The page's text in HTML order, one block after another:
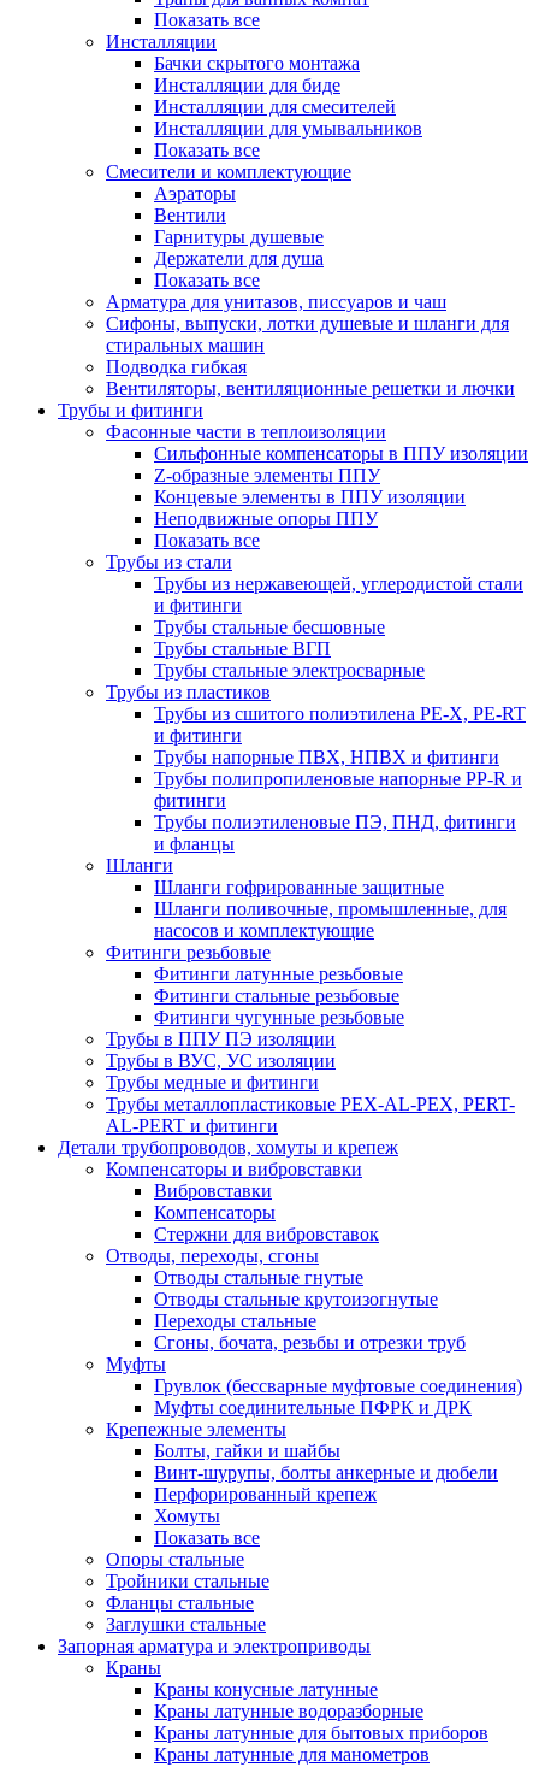
Показать все
Инсталляции
Бачки скрытого монтажа
Инсталляции для биде
Инсталляции для смесителей
Инсталляции для умывальников
Показать все
Смесители и комплектующие
Аэраторы
Вентили
Гарнитуры душевые
Держатели для душа
Показать все
Арматура для унитазов, писсуаров и чаш
Сифоны, выпуски, лотки душевые и шланги для
стиральных машин
Подводка гибкая
Вентиляторы, вентиляционные решетки и лючки
Трубы и фитинги
Фасонные части в теплоизоляции
Cильфонные компенсаторы в ППУ изоляции
Z-образные элементы ППУ
Концевые элементы в ППУ изоляции
Неподвижные опоры ППУ
Показать все
Трубы из стали
Трубы из нержавеющей, углеродистой стали
и фитинги
Трубы стальные бесшовные
Трубы стальные ВГП
Трубы стальные электросварные
Трубы из пластиков
Трубы из сшитого полиэтилена PE-X, PE-RT
и фитинги
Трубы напорные ПВХ, НПВХ и фитинги
Трубы полипропиленовые напорные PP-R и
фитинги
Трубы полиэтиленовые ПЭ, ПНД, фитинги
и фланцы
Шланги
Шланги гофрированные защитные
Шланги поливочные, промышленные, для
насосов и комплектующие
Фитинги резьбовые
Фитинги латунные резьбовые
Фитинги стальные резьбовые
Фитинги чугунные резьбовые
Трубы в ППУ ПЭ изоляции
Трубы в ВУС, УС изоляции
Трубы медные и фитинги
Трубы металлопластиковые PEX-AL-PEX, PERT-
AL-PERT и фитинги
Детали трубопроводов, хомуты и крепеж
Компенсаторы и вибровставки
Вибровставки
Компенсаторы
Стержни для вибровставок
Отводы, переходы, сгоны
Отводы стальные гнутые
Отводы стальные крутоизогнутые
Переходы стальные
Сгоны, бочата, резьбы и отрезки труб
Муфты
Грувлок (бессварные муфтовые соединения)
Муфты соединительные ПФРК и ДРК
Крепежные элементы
Болты, гайки и шайбы
Винт-шурупы, болты анкерные и дюбели
Перфорированный крепеж
Хомуты
Показать все
Опоры стальные
Тройники стальные
Фланцы стальные
Заглушки стальные
Запорная арматура и электроприводы
Краны
Краны конусные латунные
Краны латунные водоразборные
Краны латунные для бытовых приборов
Краны латунные для манометров